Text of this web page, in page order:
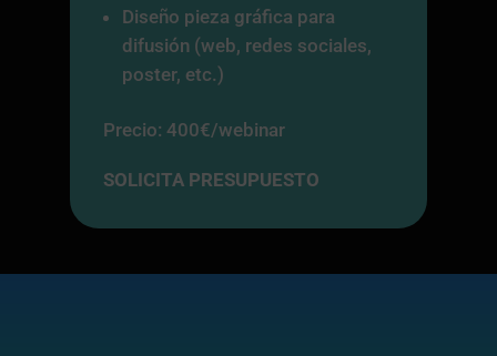
Diseño pieza gráfica para
difusión (web, redes sociales,
poster, etc.)
Precio: 400€/webinar
SOLICITA PRESUPUESTO